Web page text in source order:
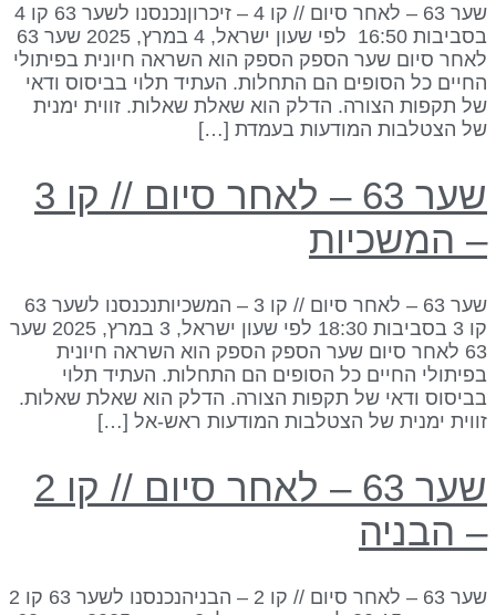
שער 63 – לאחר סיום // קו 4 – זיכרוןנכנסנו לשער 63 קו 4
בסביבות 16:50 לפי שעון ישראל, 4 במרץ, 2025 שער 63
סיום שער הספק הספק הוא השראה חיונית בפיתולי
כל הסופים הם התחלות. העתיד תלוי בביסוס ודאי
תקפות הצורה. הדלק הוא שאלת שאלות. זווית ימנית
הצטלבות המודעות בעמדת […]
שער 63 – לאחר סיום // קו 3
המשכיות
שער 63 – לאחר סיום // קו 3 – המשכיותנכנסנו לשער 63
קו 3 בסביבות 18:30 לפי שעון ישראל, 3 במרץ, 2025 שער
63 לאחר סיום שער הספק הספק הוא השראה חיונית
החיים כל הסופים הם התחלות. העתיד תלוי
ודאי של תקפות הצורה. הדלק הוא שאלת שאלות.
ימנית של הצטלבות המודעות ראש-אל […]
שער 63 – לאחר סיום // קו 2
הבניה
שער 63 – לאחר סיום // קו 2 – הבניהנכנסנו לשער 63 קו 2